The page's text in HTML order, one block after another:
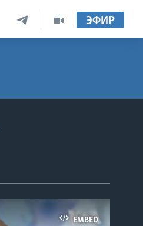
ЭФИР
EMBED